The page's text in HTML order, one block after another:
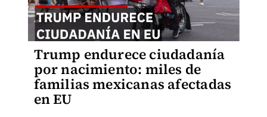
Trump endurece ciudadanía
por nacimiento: miles de
familias mexicanas afectadas
en EU